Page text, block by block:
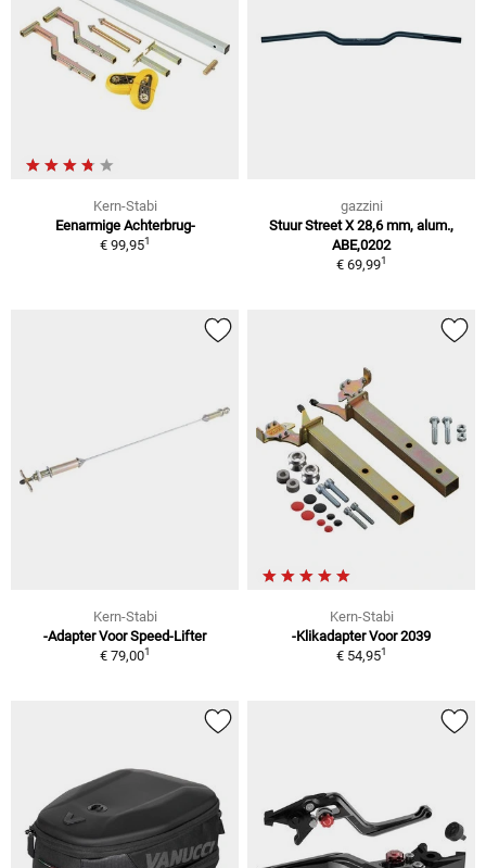
Kern-Stabi
Eenarmige Achterbrug-
€ 99,951
gazzini
Stuur Street X 28,6 mm, alum.,
ABE,0202
€ 69,991
Kern-Stabi
-Adapter Voor Speed-Lifter
€ 79,001
Kern-Stabi
-Klikadapter Voor 2039
€ 54,951